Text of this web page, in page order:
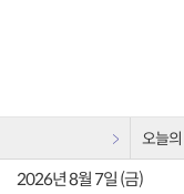
오늘
2026년 8월 7일 (금)